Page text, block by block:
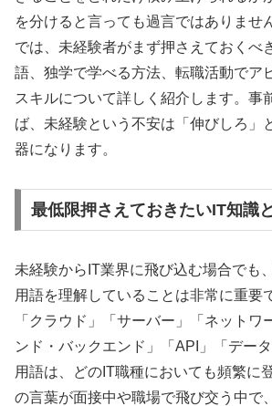
を分けると言っても過言ではありませ
では、未経験者がまず押さえておくべ
語、独学で学べる方法、転職活動でア
スキルについて詳しく紹介します。事
ば、未経験という不安は「伸びしろ」
器になります。
最低限押さえておきたいIT知識
未経験からIT業界に飛び込む場合でも
用語を理解していることは非常に重要
「クラウド」「サーバー」「ネットワ
ンド・バックエンド」「API」「デー
用語は、どのIT職種においても頻繁に
の言葉が面接中や職場で飛び交う中で